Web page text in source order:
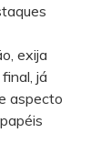
exija
já
aspecto